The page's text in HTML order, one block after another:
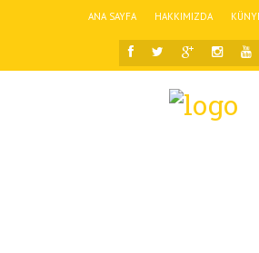
ANA SAYFA HAKKIMIZDA